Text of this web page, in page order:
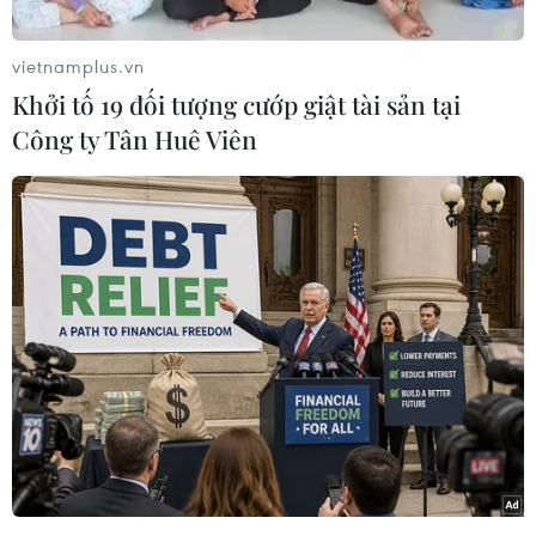
nghiên cứu, đào tạo và tư vấn chính
sách
08/08/2026 10:28
Giải quyết khó khăn, vướng mắc
trong lĩnh vực thuế và hải quan
08/08/2026 09:54
Sau khi mở cửa hàng lớn tại
Singapore, MORROW hướng tới mục
tiêu đạt doanh thu 230 triệu USD
trên toàn cầu
08/08/2026 08:12
Thị trường chứng khoán: Sức ép từ
vietnamplus.vn
Khởi tố 19 đối tượng cướp giật tài sản tại
Công ty Tân Huê Viên